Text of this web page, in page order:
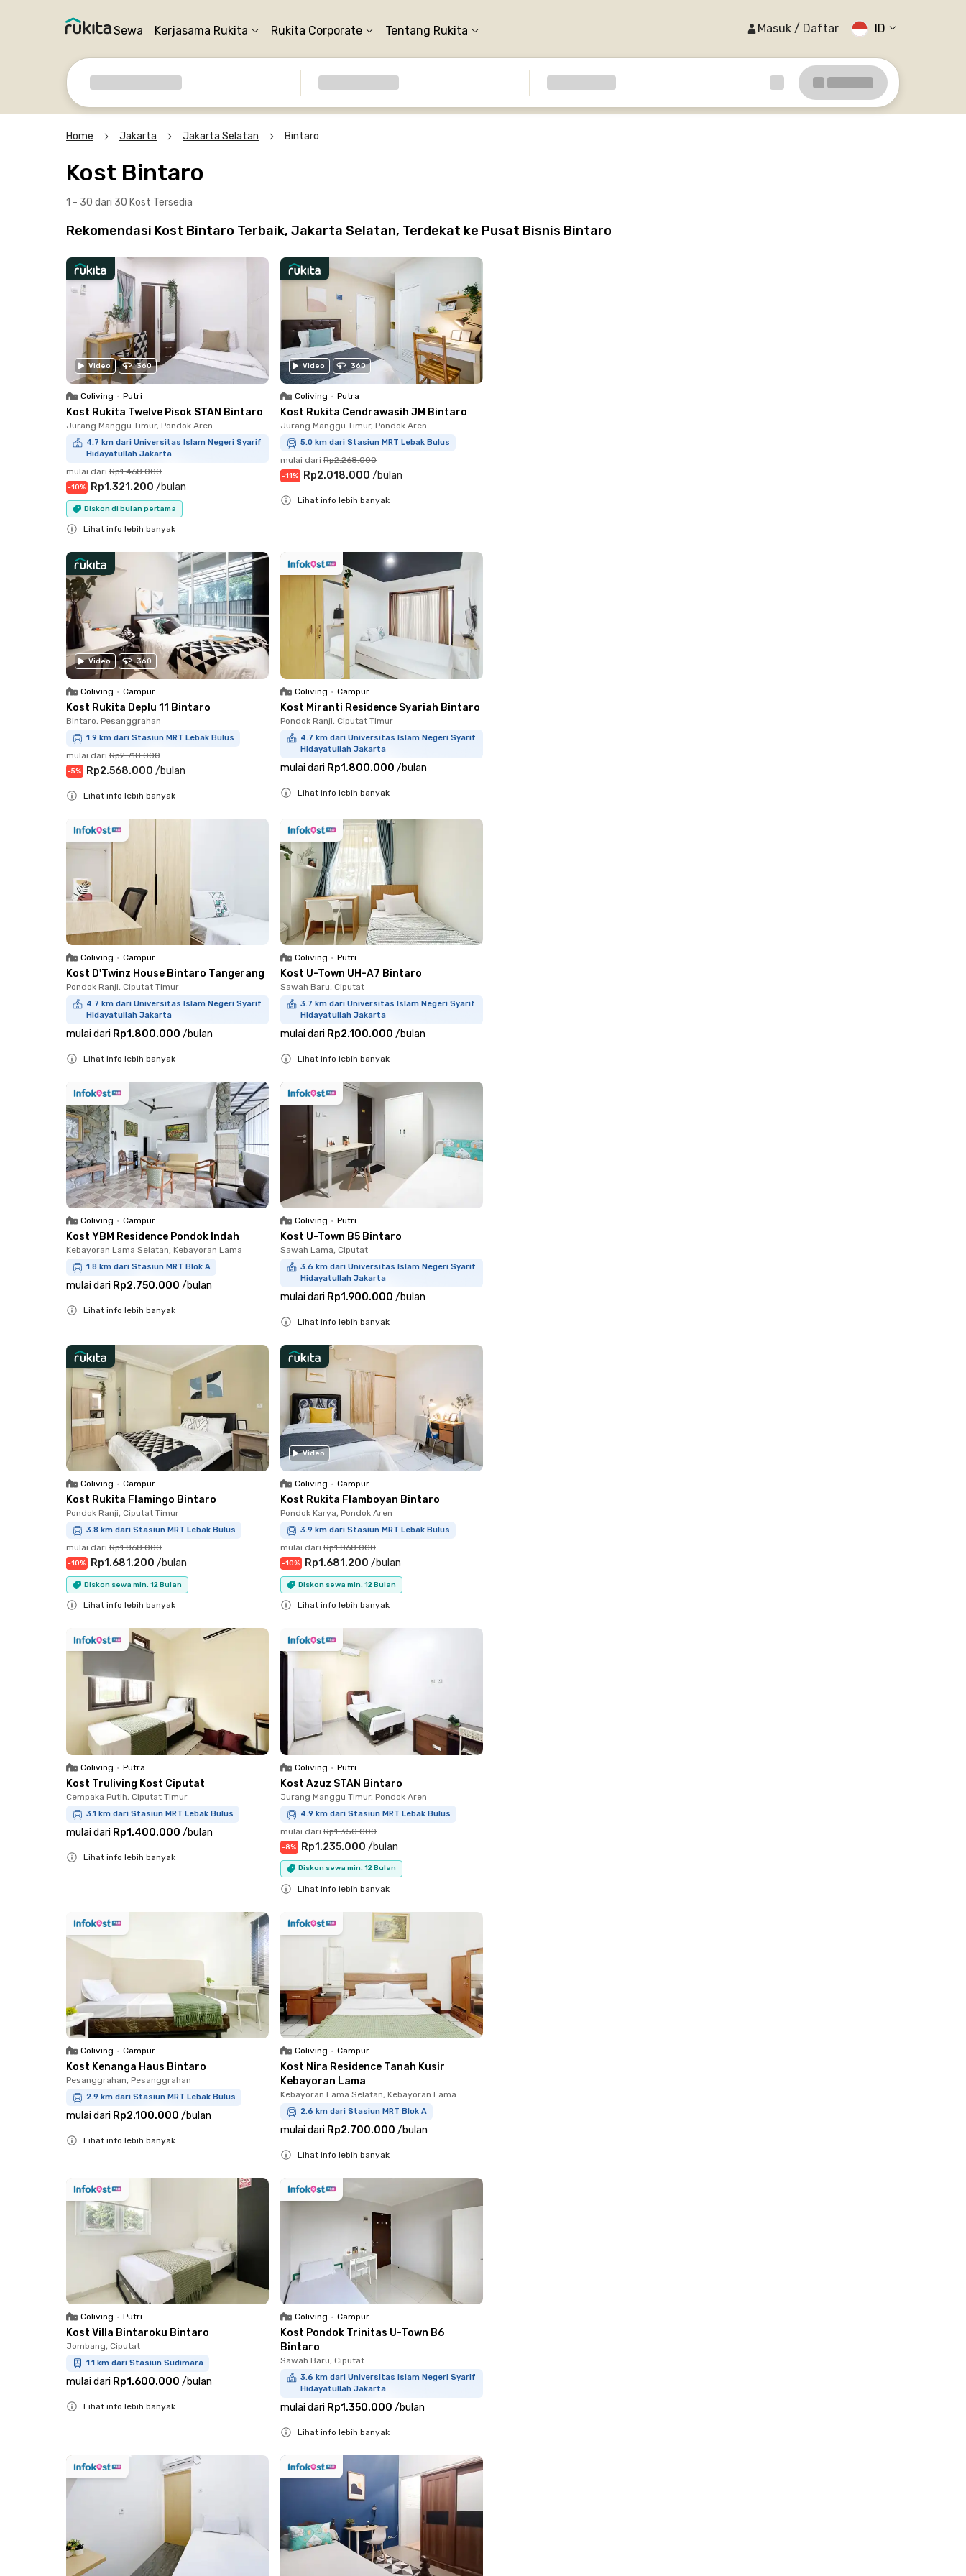
Sewa Kerjasama Rukita Rukita Corporate Tentang Rukita Masuk / Daftar ID
Home Jakarta Jakarta Selatan Bintaro
Kost Bintaro
1 - 30 dari 30 Kost Tersedia
Rekomendasi Kost Bintaro Terbaik, Jakarta Selatan, Terdekat ke Pusat Bisnis Bintaro
Video 360
Coliving • Putri
Kost Rukita Twelve Pisok STAN Bintaro
Jurang Manggu Timur, Pondok Aren
4.7 km dari Universitas Islam Negeri Syarif
Hidayatullah Jakarta
mulai dari Rp1.468.000
-10% Rp1.321.200 /bulan
Diskon di bulan pertama
Lihat info lebih banyak
Video 360
Coliving • Putra
Kost Rukita Cendrawasih JM Bintaro
Jurang Manggu Timur, Pondok Aren
5.0 km dari Stasiun MRT Lebak Bulus
mulai dari Rp2.268.000
-11% Rp2.018.000 /bulan
Lihat info lebih banyak
Video 360
Coliving • Campur
Kost Rukita Deplu 11 Bintaro
Bintaro, Pesanggrahan
1.9 km dari Stasiun MRT Lebak Bulus
mulai dari Rp2.718.000
-5% Rp2.568.000 /bulan
Lihat info lebih banyak
Coliving • Campur
Kost Miranti Residence Syariah Bintaro
Pondok Ranji, Ciputat Timur
4.7 km dari Universitas Islam Negeri Syarif
Hidayatullah Jakarta
mulai dari Rp1.800.000 /bulan
Lihat info lebih banyak
Coliving • Campur
Kost D'Twinz House Bintaro Tangerang
Pondok Ranji, Ciputat Timur
4.7 km dari Universitas Islam Negeri Syarif
Hidayatullah Jakarta
mulai dari Rp1.800.000 /bulan
Lihat info lebih banyak
Coliving • Putri
Kost U-Town UH-A7 Bintaro
Sawah Baru, Ciputat
3.7 km dari Universitas Islam Negeri Syarif
Hidayatullah Jakarta
mulai dari Rp2.100.000 /bulan
Lihat info lebih banyak
Coliving • Campur
Kost YBM Residence Pondok Indah
Kebayoran Lama Selatan, Kebayoran Lama
1.8 km dari Stasiun MRT Blok A
mulai dari Rp2.750.000 /bulan
Lihat info lebih banyak
Coliving • Putri
Kost U-Town B5 Bintaro
Sawah Lama, Ciputat
3.6 km dari Universitas Islam Negeri Syarif
Hidayatullah Jakarta
mulai dari Rp1.900.000 /bulan
Lihat info lebih banyak
Coliving • Campur
Kost Rukita Flamingo Bintaro
Pondok Ranji, Ciputat Timur
3.8 km dari Stasiun MRT Lebak Bulus
mulai dari Rp1.868.000
-10% Rp1.681.200 /bulan
Diskon sewa min. 12 Bulan
Lihat info lebih banyak
Video
Coliving • Campur
Kost Rukita Flamboyan Bintaro
Pondok Karya, Pondok Aren
3.9 km dari Stasiun MRT Lebak Bulus
mulai dari Rp1.868.000
-10% Rp1.681.200 /bulan
Diskon sewa min. 12 Bulan
Lihat info lebih banyak
Coliving • Putra
Kost Truliving Kost Ciputat
Cempaka Putih, Ciputat Timur
3.1 km dari Stasiun MRT Lebak Bulus
mulai dari Rp1.400.000 /bulan
Lihat info lebih banyak
Coliving • Putri
Kost Azuz STAN Bintaro
Jurang Manggu Timur, Pondok Aren
4.9 km dari Stasiun MRT Lebak Bulus
mulai dari Rp1.350.000
-8% Rp1.235.000 /bulan
Diskon sewa min. 12 Bulan
Lihat info lebih banyak
Coliving • Campur
Kost Kenanga Haus Bintaro
Pesanggrahan, Pesanggrahan
2.9 km dari Stasiun MRT Lebak Bulus
mulai dari Rp2.100.000 /bulan
Lihat info lebih banyak
Coliving • Campur
Kost Nira Residence Tanah Kusir
Kebayoran Lama
Kebayoran Lama Selatan, Kebayoran Lama
2.6 km dari Stasiun MRT Blok A
mulai dari Rp2.700.000 /bulan
Lihat info lebih banyak
Coliving • Putri
Kost Villa Bintaroku Bintaro
Jombang, Ciputat
1.1 km dari Stasiun Sudimara
mulai dari Rp1.600.000 /bulan
Lihat info lebih banyak
Coliving • Campur
Kost Pondok Trinitas U-Town B6
Bintaro
Sawah Baru, Ciputat
3.6 km dari Universitas Islam Negeri Syarif
Hidayatullah Jakarta
mulai dari Rp1.350.000 /bulan
Lihat info lebih banyak